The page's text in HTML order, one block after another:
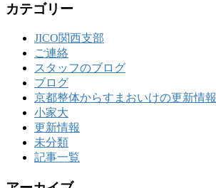
カテゴリー
JICO関西支部
ご連絡
スタッフのブログ
ブログ
京都整体からすまおいけの更新情報
小家大
更新情報
未分類
記事一覧